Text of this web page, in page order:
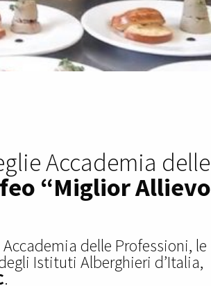
Accademia delle
“Miglior Allievo
Accademia delle Professioni, le
Istituti Alberghieri d’Italia,
.